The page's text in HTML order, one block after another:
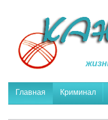
Главная Криминал